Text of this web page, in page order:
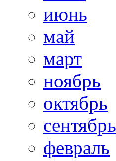
июнь
май
март
ноябрь
октябрь
сентябрь
февраль